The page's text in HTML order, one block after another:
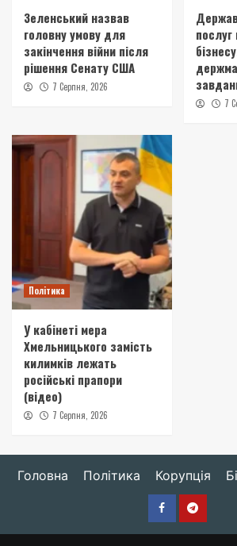
Зеленський назвав
головну умову для
закінчення війни після
рішення Сенату США
7 Серпня, 2026
7
Політика
У кабінеті мера
Хмельницького замість
килимків лежать
російські прапори
(відео)
7 Серпня, 2026
Головна Політика Корупція
FacebookTelegram